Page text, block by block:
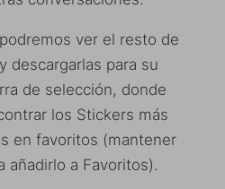
ver el resto de
descargarlas para su
de selección, donde
los Stickers más
en favoritos (mantener
añadirlo a Favoritos).